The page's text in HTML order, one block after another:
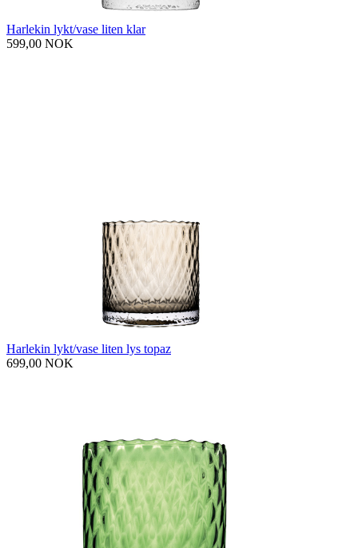
Harlekin lykt/vase liten klar
599,00 NOK
Harlekin lykt/vase liten lys topaz
699,00 NOK